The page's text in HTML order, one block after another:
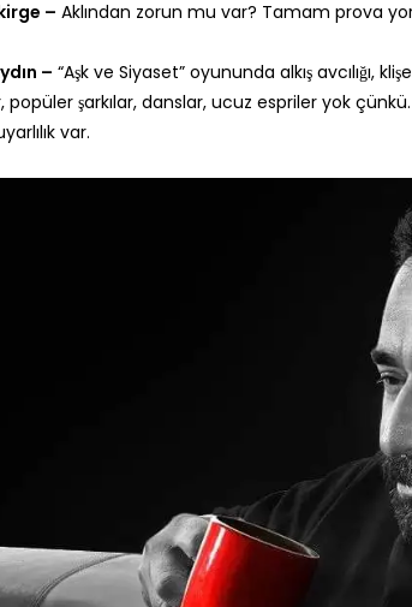
– Aklından zorun mu var? Tamam prova
– “Aşk ve Siyaset” oyununda alkış
popüler şarkılar, danslar, ucuz espriler yok
var.